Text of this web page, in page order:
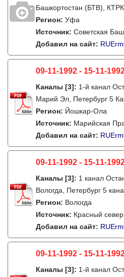
Башкортостан (БТВ),
Регион: Уфа
Источник: Советская
Добавил на сайт:
09-11-1992 - 15-11-
Каналы [3]: 1-й канал
Марий Эл, Петербург 5
Регион: Йошкар-Ола
Источник: Марийская
Добавил на сайт:
09-11-1992 - 15-11-
Каналы [3]: 1 канал
Вологда, Петербург 5
Регион: Вологда
Источник: Красный север
Добавил на сайт:
09-11-1992 - 15-11-
Каналы [3]: 1-й канал